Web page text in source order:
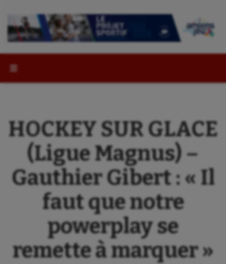
HOCKEY SUR GLACE
(Ligue Magnus) –
Gauthier Gibert : « Il
faut que notre
powerplay se
remette à marquer »